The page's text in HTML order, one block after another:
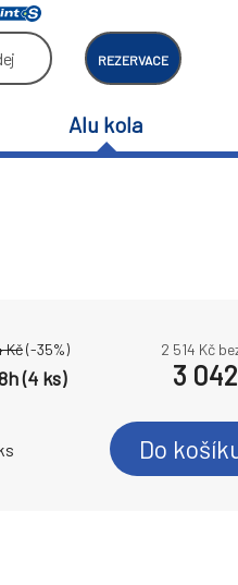
REZERVACE
Alu kola
Kč(-35%) 2 514 Kč
(4 ks) 3 042
Do